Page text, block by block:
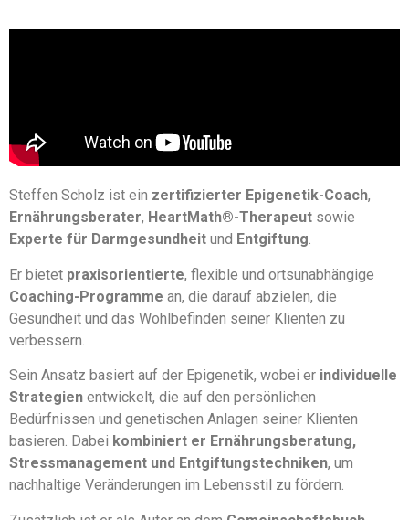
Steffen Scholz ist ein zertifizierter Epigenetik-Coach,
Ernährungsberater, HeartMath®-Therapeut sowie
Experte für Darmgesundheit und Entgiftung.
Er bietet praxisorientierte, flexible und ortsunabhängige
Coaching-Programme an, die darauf abzielen, die
Gesundheit und das Wohlbefinden seiner Klienten zu
verbessern.
Sein Ansatz basiert auf der Epigenetik, wobei er individuelle
Strategien entwickelt, die auf den persönlichen
Bedürfnissen und genetischen Anlagen seiner Klienten
basieren. Dabei kombiniert er Ernährungsberatung,
Stressmanagement und Entgiftungstechniken, um
nachhaltige Veränderungen im Lebensstil zu fördern.